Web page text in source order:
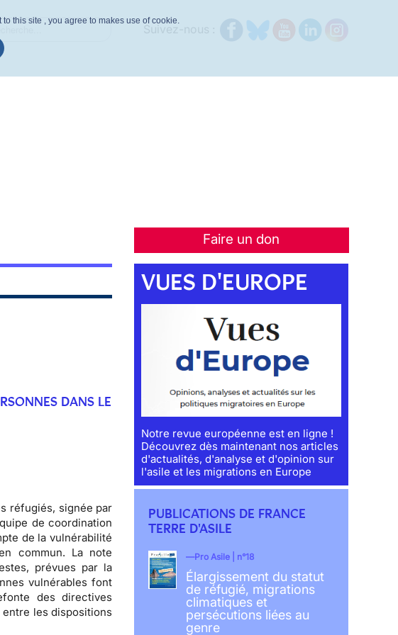
Faire un don
DANS LE
réfugiés, signée par
de coordination
de la vulnérabilité
commun. La note
prévues par la
vulnérables font
des directives
les dispositions
VUES D'EUROPE
Notre revue européenne est en ligne !
Découvrez dès maintenant nos articles
d'actualités, d'analyse et d'opinion sur
l'asile et les migrations en Europe
PUBLICATIONS DE FRANCE
TERRE D'ASILE
Pro Asile | n°18
Élargissement du statut
de réfugié, migrations
climatiques et
persécutions liées au
genre
this site , you agree to makes use of cookie.